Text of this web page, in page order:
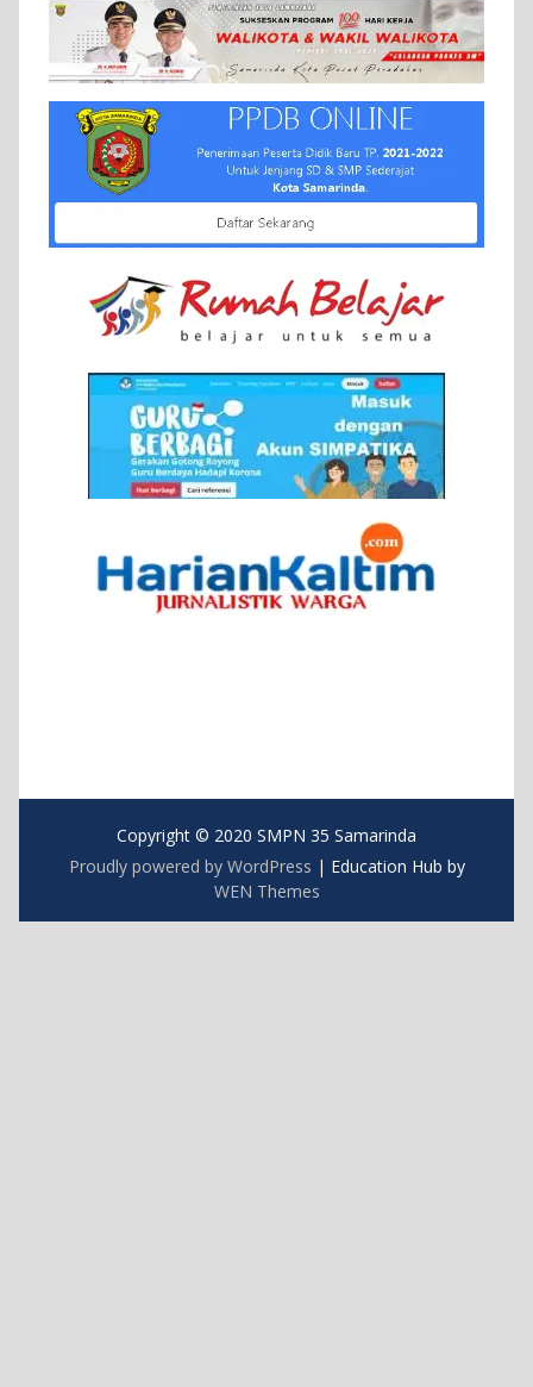
Copyright © 2020 SMPN 35 Samarinda
Proudly powered by WordPress | Education Hub by
WEN Themes